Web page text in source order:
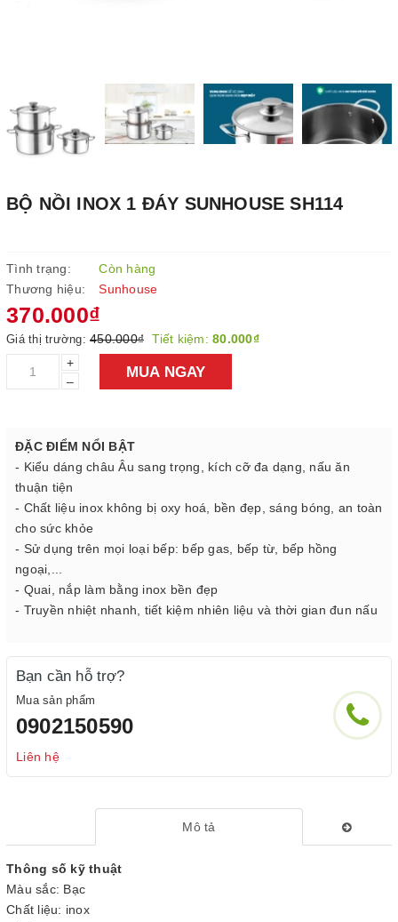
BỘ NỒI INOX 1 ĐÁY SUNHOUSE SH114
Tình trạng:
Còn hàng
Thương hiệu:
Sunhouse
370.000₫
Giá thị trường: 450.000₫ Tiết kiệm: 80.000₫
+
–
MUA NGAY
ĐẶC ĐIỂM NỔI BẬT
- Kiểu dáng châu Âu sang trọng, kích cỡ đa dạng, nấu ăn
thuận tiện
- Chất liệu inox không bị oxy hoá, bền đẹp, sáng bóng, an toàn
cho sức khỏe
- Sử dụng trên mọi loại bếp: bếp gas, bếp từ, bếp hồng
ngoại,...
- Quai, nắp làm bằng inox bền đẹp
- Truyền nhiệt nhanh, tiết kiệm nhiên liệu và thời gian đun nấu
Bạn cần hỗ trợ?
Mua sản phẩm
0902150590
Liên hệ
Mô tả
Thông số kỹ thuật
Màu sắc: Bạc
Chất liệu: inox